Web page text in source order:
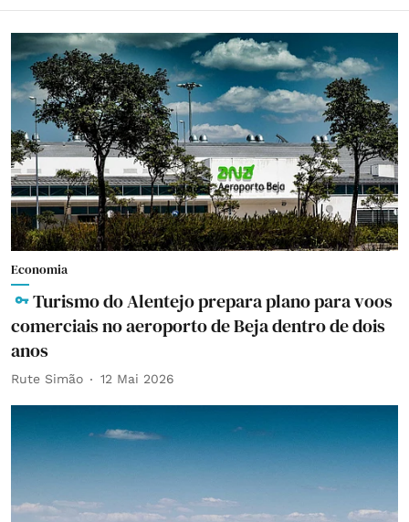
Economia
Turismo do Alentejo prepara plano para voos
comerciais no aeroporto de Beja dentro de dois
anos
Rute Simão 12 Mai 2026